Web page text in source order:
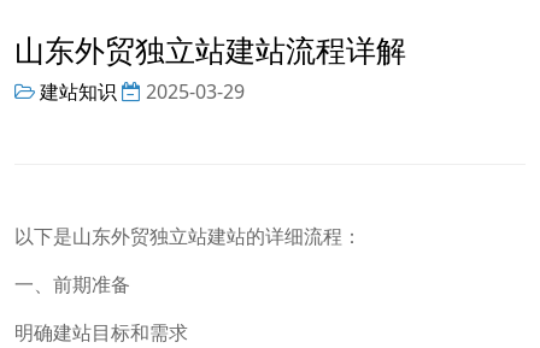
山东外贸独立站建站流程详解
建站知识 2025-03-29
以下是山东外贸独立站建站的详细流程：
一、前期准备
明确建站目标和需求